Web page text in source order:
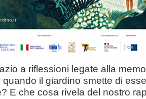
a riflessioni legate alla
il giardino smette di
E che cosa rivela del nostro